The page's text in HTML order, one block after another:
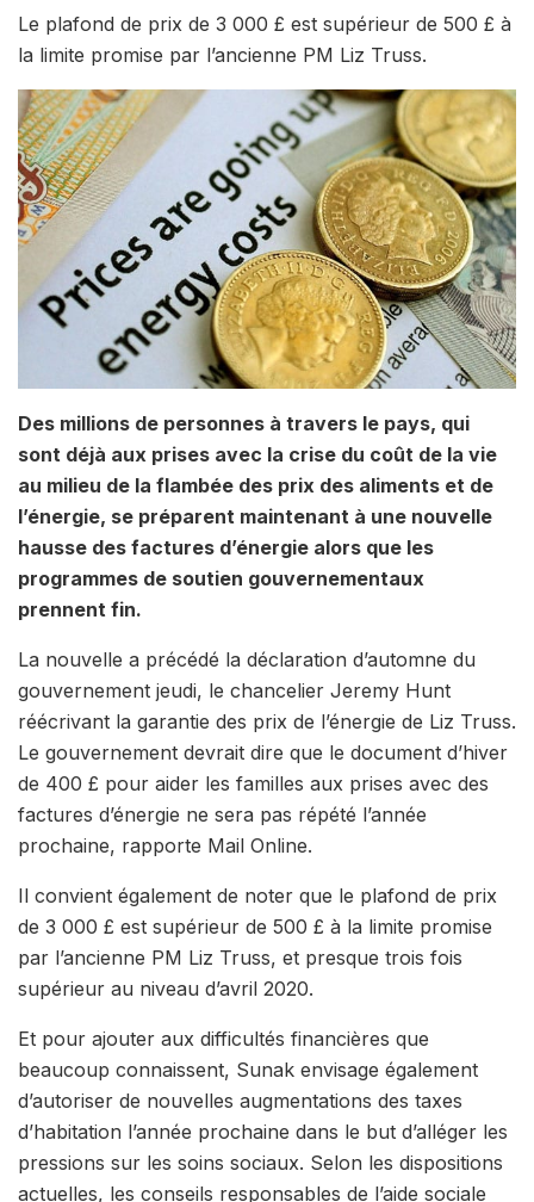
Le plafond de prix de 3 000 £ est supérieur de 500 £ à
la limite promise par l’ancienne PM Liz Truss.
Des millions de personnes à travers le pays, qui
sont déjà aux prises avec la crise du coût de la vie
au milieu de la flambée des prix des aliments et de
l’énergie, se préparent maintenant à une nouvelle
hausse des factures d’énergie alors que les
programmes de soutien gouvernementaux
prennent fin.
La nouvelle a précédé la déclaration d’automne du
gouvernement jeudi, le chancelier Jeremy Hunt
réécrivant la garantie des prix de l’énergie de Liz Truss.
Le gouvernement devrait dire que le document d’hiver
de 400 £ pour aider les familles aux prises avec des
factures d’énergie ne sera pas répété l’année
prochaine, rapporte Mail Online.
Il convient également de noter que le plafond de prix
de 3 000 £ est supérieur de 500 £ à la limite promise
par l’ancienne PM Liz Truss, et presque trois fois
supérieur au niveau d’avril 2020.
Et pour ajouter aux difficultés financières que
beaucoup connaissent, Sunak envisage également
d’autoriser de nouvelles augmentations des taxes
d’habitation l’année prochaine dans le but d’alléger les
pressions sur les soins sociaux. Selon les dispositions
actuelles, les conseils responsables de l’aide sociale